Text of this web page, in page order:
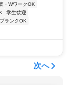
・WワークOK
学生歓迎
ブランクOK
次へ